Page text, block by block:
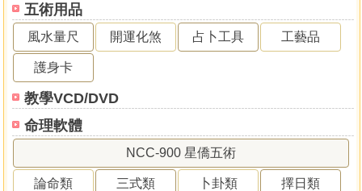
五術用品
風水量尺 開運化煞 占卜工具 工藝品
護身卡
教學VCD/DVD
命理軟體
NCC-900 星僑五術
論命類 三式類 卜卦類 擇日類